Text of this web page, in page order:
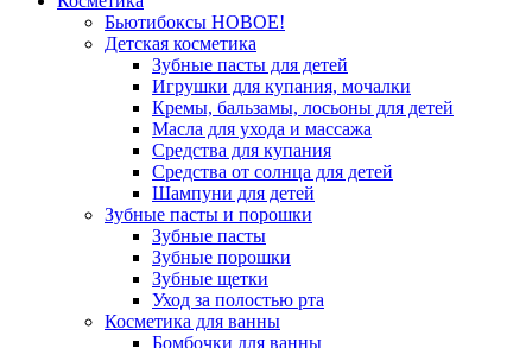
Бьютибоксы НОВОЕ!
Детская косметика
Зубные пасты для детей
Игрушки для купания, мочалки
Кремы, бальзамы, лосьоны для детей
Масла для ухода и массажа
Средства для купания
Средства от солнца для детей
Шампуни для детей
Зубные пасты и порошки
Зубные пасты
Зубные порошки
Зубные щетки
Уход за полостью рта
Косметика для ванны
Бомбочки для ванны